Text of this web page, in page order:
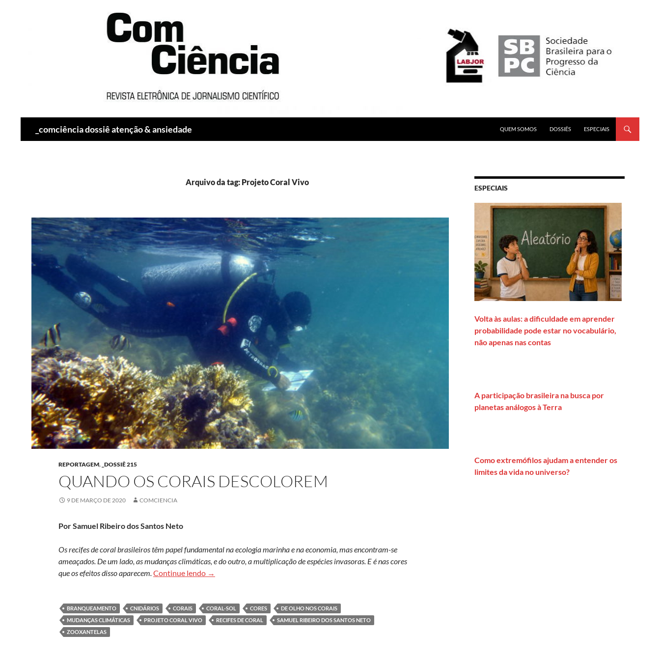
_comciência dossiê atenção & ansiedade
QUEM SOMOS
DOSSIÊS ESPECIAIS
Arquivo da tag: Projeto Coral Vivo
REPORTAGEM, _DOSSIÊ 215
QUANDO OS CORAIS DESCOLOREM
9 DE MARÇO DE 2020 COMCIENCIA
Por Samuel Ribeiro dos Santos Neto
Os recifes de coral brasileiros têm papel fundamental na ecologia marinha e na economia, mas encontram-se
ameaçados. De um lado, as mudanças climáticas, e do outro, a multiplicação de espécies invasoras. E é nas cores
que os efeitos disso aparecem. Continue lendo Quando os corais descolorem
→
BRANQUEAMENTO CNIDÁRIOS CORAIS CORAL-SOL CORES
DE OLHO NOS CORAIS
MUDANÇAS CLIMÁTICAS
PROJETO CORAL VIVO RECIFES DE CORAL
SAMUEL RIBEIRO DOS SANTOS NETO
ZOOXANTELAS
ESPECIAIS
Volta às aulas: a dificuldade em aprender
probabilidade pode estar no vocabulário,
não apenas nas contas
A participação brasileira na busca por
planetas análogos à Terra
Como extremófilos ajudam a entender os
limites da vida no universo?